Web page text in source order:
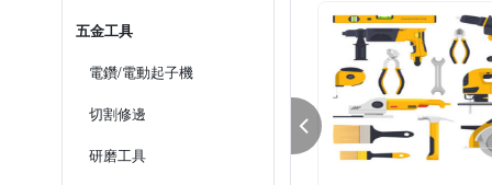
五金工具
電鑽/電動起子機
切割修邊
研磨工具